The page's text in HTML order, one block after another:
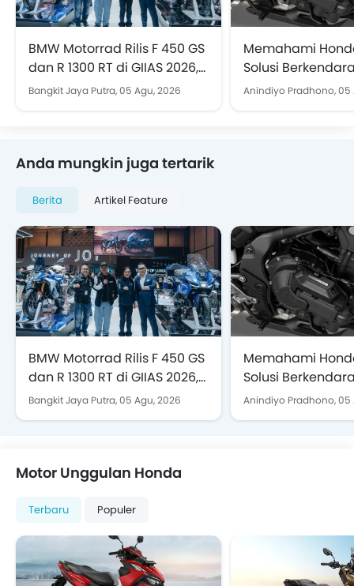
BMW Motorrad Rilis F 450 GS
dan R 1300 RT di GIIAS 2026,
Ini Spek dan Harganya
Bangkit Jaya Putra,05 Agu, 2026
Memahami
Solusi
Pegal Tanpa
Anindiyo Pradhono,05
Anda mungkin juga tertarik
Berita Artikel Feature
BMW Motorrad Rilis F 450 GS
dan R 1300 RT di GIIAS 2026,
Ini Spek dan Harganya
Bangkit Jaya Putra,05 Agu, 2026
Memahami
Solusi
Pegal Tanpa
Anindiyo Pradhono,05
Motor Unggulan Honda
Terbaru Populer